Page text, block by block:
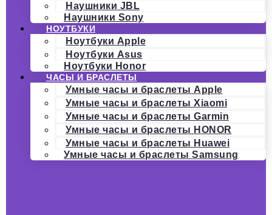
Наушники JBL
Наушники Sony
НОУТБУКИ
Ноутбуки Apple
Ноутбуки Asus
Ноутбуки Honor
ЧАСЫ И БРАСЛЕТЫ
Умные часы и браслеты Apple
Умные часы и браслеты Xiaomi
Умные часы и браслеты Garmin
Умные часы и браслеты HONOR
Умные часы и браслеты Huawei
Умные часы и браслеты Samsung